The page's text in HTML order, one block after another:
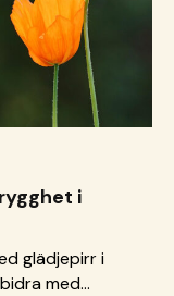
i
glädjepirr i
med